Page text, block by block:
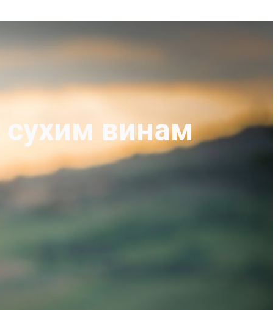
винам